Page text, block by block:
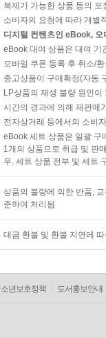
복제가 가능한 상품 등의
소비자의 요청에 따라 개별
디지털 컨텐츠인 eBook,
eBook 대여 상품은 대여 기
모바일 쿠폰 등록 후 취소/
중고상품이 구매확정(자동
LP상품의 재생 불량 원인
시간의 경과에 의해 재판매
전자상거래 등에서의 소비
eBook 세트 상품은 일괄 구
1개의 상품으로 취급 및 판
우, 세트 상품 전부 및 세트
상품의 불량에 의한 반품,
준하여 처리됨
대금 환불 및 환불 지연에
년보호정책 도서홍보안내